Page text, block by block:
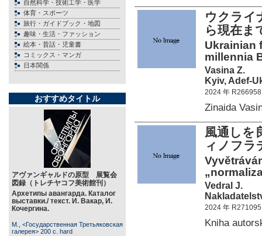
自然科学・技術工学・医学
体育・スポーツ
旅行・ガイドブック・地図
趣味・生活・ファッション
絵本・昔話・児童書
コミックス・マンガ
日本関係
おすすめタイトル
アヴァンギャルドの原型 展覧会
図録（トレチヤコフ美術館刊）
Архетипы авангарда. Каталог
выставки./ текст. И. Вакар, И.
Кочергина.
М., <Государственная Третьяковская
галерея> 200 c. hard
ウクライ
ら現在
Ukrainian
millennia
Vasina Z.
Kyiv, Adef-
2024 年 R266958
Zinaida
風通しを
ィノフ
Vedral J.
2024 年 R271095
Kniha